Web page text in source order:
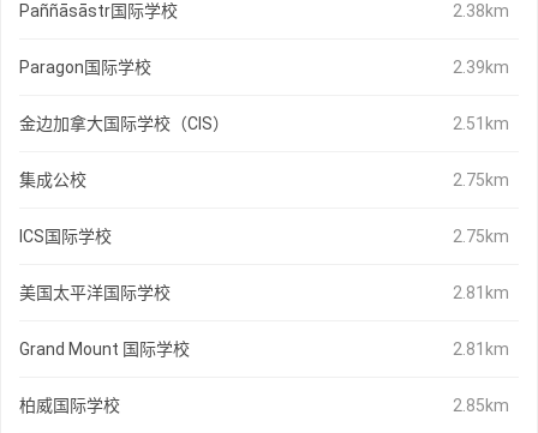
Paññāsāstr国际学校 2.38km
Paragon国际学校 2.39km
金边加拿大国际学校（CIS） 2.51km
集成公校 2.75km
ICS国际学校 2.75km
美国太平洋国际学校 2.81km
Grand Mount 国际学校 2.81km
柏威国际学校 2.85km